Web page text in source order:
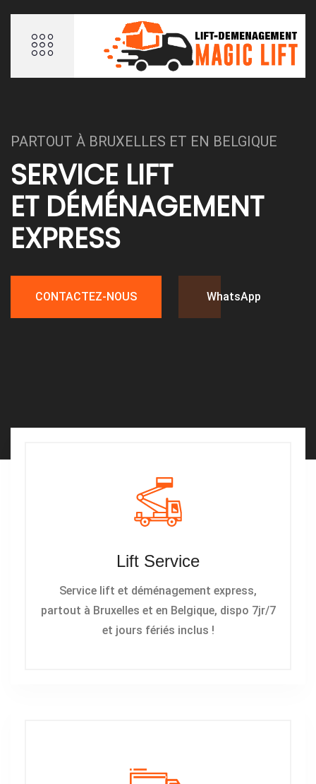
PARTOUT À BRUXELLES ET EN BELGIQUE
SERVICE LIFT
ET DÉMÉNAGEMENT
EXPRESS
CONTACTEZ-NOUS WhatsApp
Lift Service
Service lift et déménagement express,
partout à Bruxelles et en Belgique, dispo 7jr/7
et jours fériés inclus !